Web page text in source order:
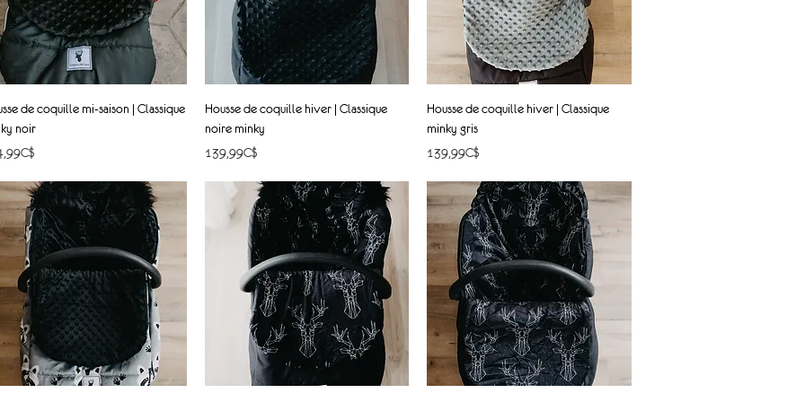
Quick View
de coquille mi-saison | Classique
noir
Quick View
Housse de coquille hiver | Classique
noire minky
Price
139,99C$
Quick View
Housse de coquille hiver | Classique
minky gris
Price
139,99C$